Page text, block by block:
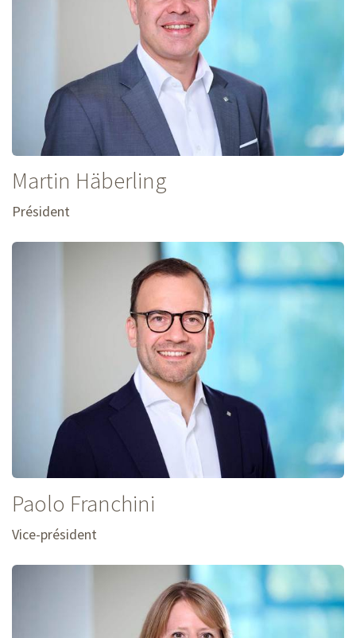
Martin Häberling
Président
Paolo Franchini
Vice-président